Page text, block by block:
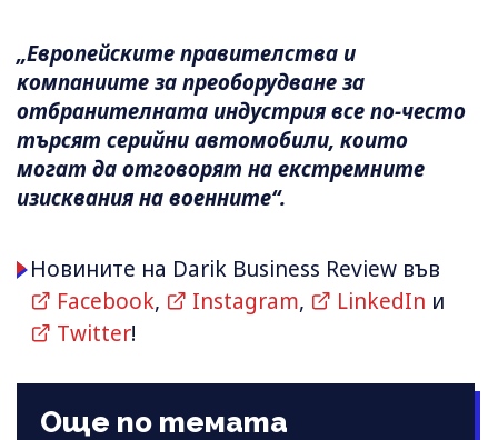
„Европейските правителства и
компаниите за преоборудване за
отбранителната индустрия все по-често
търсят серийни автомобили, които
могат да отговорят на екстремните
изисквания на военните“.
Новините на Darik Business Review във
Facebook, Instagram, LinkedIn и
Twitter!
Още по темата